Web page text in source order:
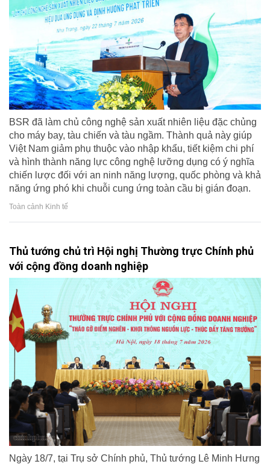
BSR đã làm chủ công nghệ sản xuất nhiên liệu đặc chủng
cho máy bay, tàu chiến và tàu ngầm. Thành quả này giúp
Việt Nam giảm phụ thuộc vào nhập khẩu, tiết kiệm chi phí
và hình thành năng lực công nghệ lưỡng dụng có ý nghĩa
chiến lược đối với an ninh năng lượng, quốc phòng và khả
năng ứng phó khi chuỗi cung ứng toàn cầu bị gián đoạn.
Toàn cảnh Kinh tế
Thủ tướng chủ trì Hội nghị Thường trực Chính phủ
với cộng đồng doanh nghiệp
Ngày 18/7, tại Trụ sở Chính phủ, Thủ tướng Lê Minh Hưng